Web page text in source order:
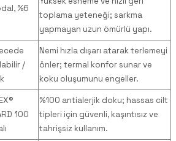
%6
toplama yeteneği; sarkma
yapmayan uzun ömürlü yapı.
/
Nemi hızla dışarı atarak terlemeyi
önler; termal konfor sunar ve
koku oluşumunu engeller.
100
%100 antialerjik doku; hassas cilt
tipleri için güvenli, kaşıntısız ve
tahrişsiz kullanım.